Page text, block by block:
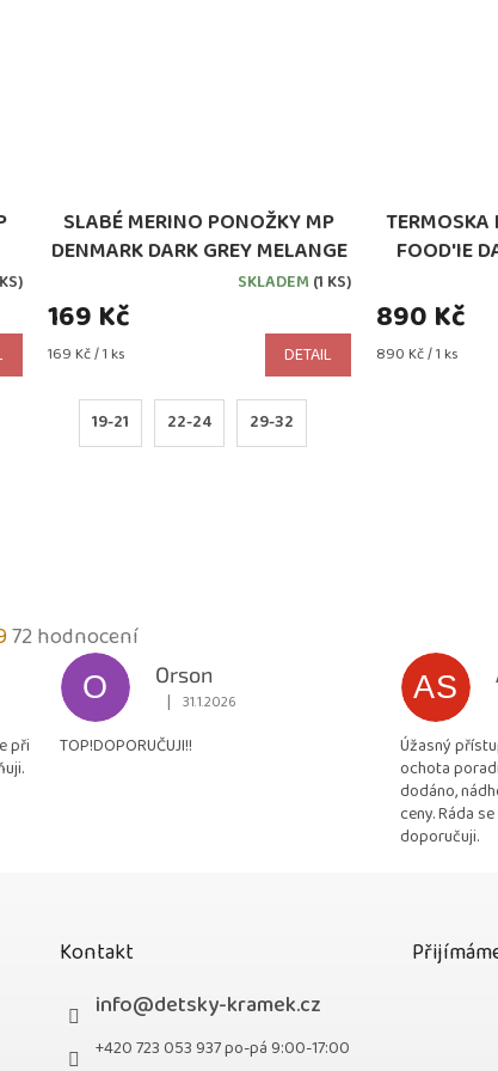
SLABÉ MERINO PONOŽKY MP
DENMARK DARK GREY MELANGE
SKLADEM (1 KS)
169 Kč
Měrná
169 Kč / 1 ks DETAIL
19-21 22-24 29-32
FOOD'IE
890 Kč
Měrná
890 Kč / 1 ks
Průměrné
hodnocení
obchodu
4,9
z
72 hodnocení
hvězdiček.
při
O
Orson
Hodnocení obchodu je 5 z 5 hvězdiček.
| 31.1.2026
TOP!DOPORUČUJI!!
AS
Úžasný
ochota
dodáno,
ceny. Ráda
doporučuji.
Kontakt
info@detsky-kramek.cz
+420 723 053 937 po-pá 9:00-17:00